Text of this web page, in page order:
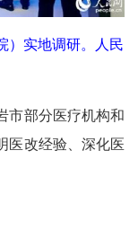
）实地调研。人民
部分医疗机构和
医改经验、深化医